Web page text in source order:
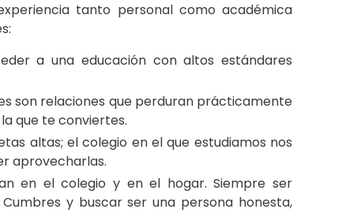
tanto personal como académica
a una educación con altos estándares
son relaciones que perduran prácticamente
que te conviertes.
altas; el colegio en el que estudiamos nos
aprovecharlas.
en el colegio y en el hogar. Siempre ser
y buscar ser una persona honesta,